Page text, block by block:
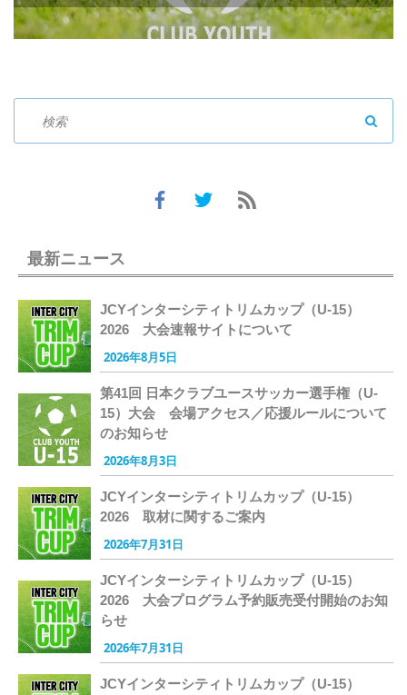
最新ニュース
JCYインターシティトリムカップ（U-15）
2026 大会速報サイトについて
2026年8月5日
第41回 日本クラブユースサッカー選手権（U-
15）大会 会場アクセス／応援ルールについて
のお知らせ
2026年8月3日
JCYインターシティトリムカップ（U-15）
2026 取材に関するご案内
2026年7月31日
JCYインターシティトリムカップ（U-15）
2026 大会プログラム予約販売受付開始のお知
らせ
2026年7月31日
JCYインターシティトリムカップ（U-15）